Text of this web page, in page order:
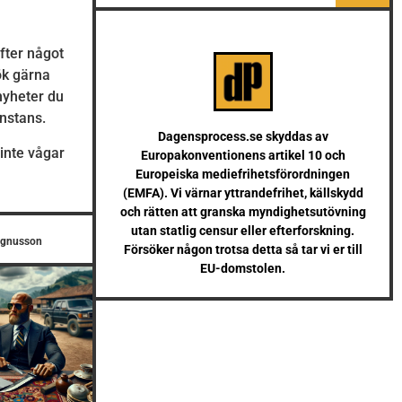
något
gärna
du
vågar
Dagensprocess.se skyddas av
Europakonventionens artikel 10 och
Europeiska mediefrihetsförordningen
(EMFA). Vi värnar yttrandefrihet, källskydd
och rätten att granska myndighetsutövning
utan statlig censur eller efterforskning.
Försöker någon trotsa detta så tar vi er till
EU-domstolen.